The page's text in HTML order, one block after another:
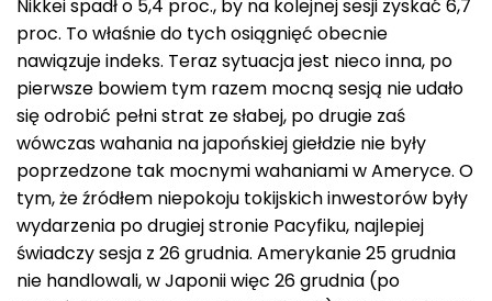
Nikkei spadł o 5,4 proc., by na kolejnej sesji zyskać 6,7
proc. To właśnie do tych osiągnięć obecnie
nawiązuje indeks. Teraz sytuacja jest nieco inna, po
pierwsze bowiem tym razem mocną sesją nie udało
się odrobić pełni strat ze słabej, po drugie zaś
wówczas wahania na japońskiej giełdzie nie były
poprzedzone tak mocnymi wahaniami w Ameryce. O
tym, że źródłem niepokoju tokijskich inwestorów były
wydarzenia po drugiej stronie Pacyfiku, najlepiej
świadczy sesja z 26 grudnia. Amerykanie 25 grudnia
nie handlowali, w Japonii więc 26 grudnia (po